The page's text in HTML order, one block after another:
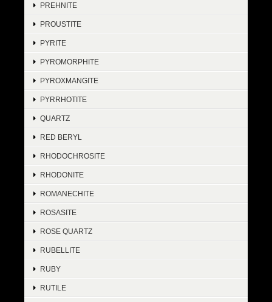
PREHNITE
PROUSTITE
PYRITE
PYROMORPHITE
PYROXMANGITE
PYRRHOTITE
QUARTZ
RED BERYL
RHODOCHROSITE
RHODONITE
ROMANECHITE
ROSASITE
ROSE QUARTZ
RUBELLITE
RUBY
RUTILE